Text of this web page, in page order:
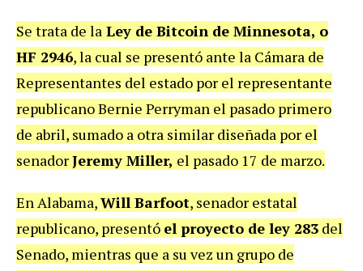
Se trata de la Ley de Bitcoin de Minnesota, o
HF 2946, la cual se presentó ante la Cámara de
Representantes del estado por el representante
republicano Bernie Perryman el pasado primero
de abril, sumado a otra similar diseñada por el
senadorJeremy Miller, el pasado 17 de marzo.
En Alabama,Will Barfoot, senador estatal
republicano, presentó el proyecto de ley 283 del
Senado, mientras que a su vez un grupo de